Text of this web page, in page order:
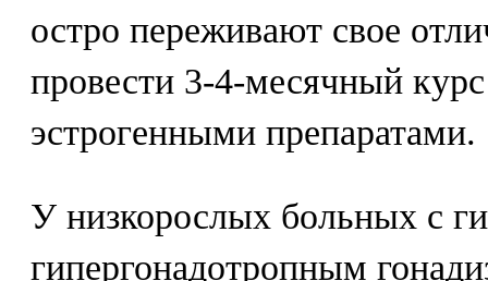
остро переживают свое
провести 3-4-месячный
эстрогенными препаратами.
У низкорослых больных с
гипергонадотропным